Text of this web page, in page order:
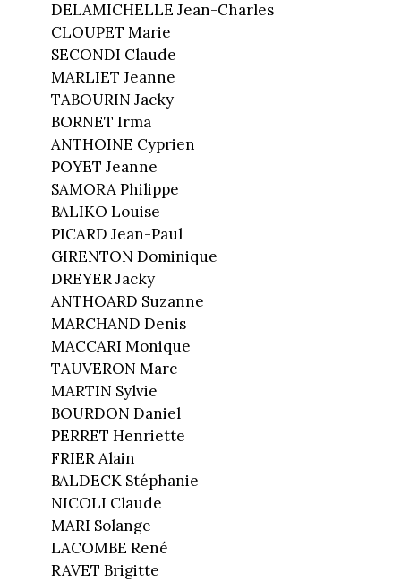
DELAMICHELLE Jean-Charles
CLOUPET Marie
SECONDI Claude
MARLIET Jeanne
TABOURIN Jacky
BORNET Irma
ANTHOINE Cyprien
POYET Jeanne
SAMORA Philippe
BALIKO Louise
PICARD Jean-Paul
GIRENTON Dominique
DREYER Jacky
ANTHOARD Suzanne
MARCHAND Denis
MACCARI Monique
TAUVERON Marc
MARTIN Sylvie
BOURDON Daniel
PERRET Henriette
FRIER Alain
BALDECK Stéphanie
NICOLI Claude
MARI Solange
LACOMBE René
RAVET Brigitte